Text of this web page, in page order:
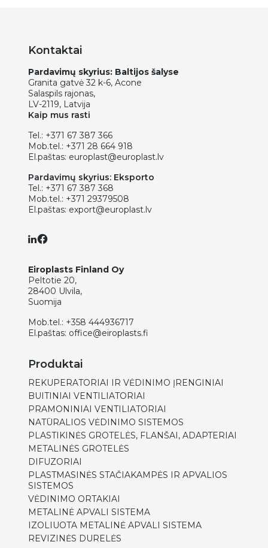
Kontaktai
Pardavimų skyrius: Baltijos šalyse
Granita gatvė 32 k-6, Acone
Salaspils rajonas,
LV-2119, Latvija
Kaip mus rasti
Tel.: +371 67 387 366
Mob.tel.: +371 28 664 918
El.paštas: europlast@europlast.lv
Pardavimų skyrius: Eksporto
Tel.: +371 67 387 368
Mob.tel.: +371 29379508
El.paštas: export@europlast.lv
Eiroplasts Finland Oy
Peltotie 20,
28400 Ulvila,
Suomija
Mob.tel.: +358 444936717
El.paštas: office@eiroplasts.fi
Produktai
REKUPERATORIAI IR VĖDINIMO ĮRENGINIAI
BUITINIAI VENTILIATORIAI
PRAMONINIAI VENTILIATORIAI
NATŪRALIOS VĖDINIMO SISTEMOS
PLASTIKINĖS GROTELĖS, FLANŠAI, ADAPTERIAI
METALINĖS GROTELĖS
DIFUZORIAI
PLASTMASINĖS STAČIAKAMPĖS IR APVALIOS
SISTEMOS
VĖDINIMO ORTAKIAI
METALINĖ APVALI SISTEMA
IZOLIUOTA METALINĖ APVALI SISTEMA
REVIZINĖS DURELĖS